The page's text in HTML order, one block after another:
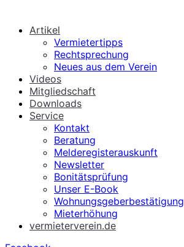
Artikel
Vermietertipps
Rechtsprechung
Neues aus dem Verein
Videos
Mitgliedschaft
Downloads
Service
Kontakt
Beratung
Melderegisterauskunft
Newsletter
Bonitätsprüfung
Unser E-Book
Wohnungsgeberbestätigung
Mieterhöhung
vermieterverein.de